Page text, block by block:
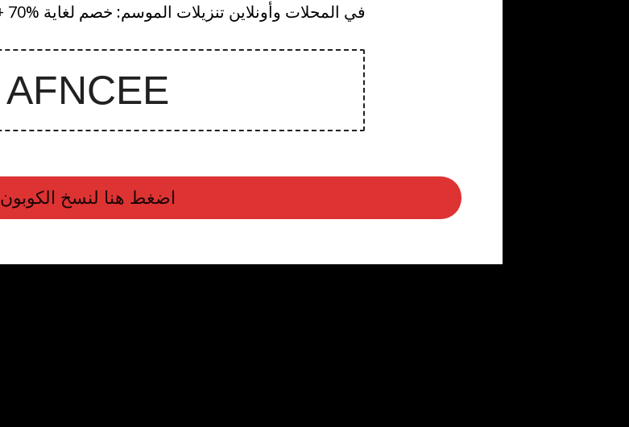
في المحلات وأونلاين تنزيلات الموسم: خصم لغاية %70 + كود خصم أضافى10% واكثر
اضغط هنا لنسخ الكوبون